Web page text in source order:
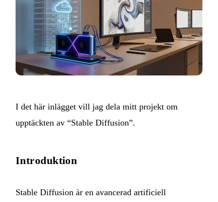
I det här inlägget vill jag dela mitt projekt om
upptäckten av “Stable Diffusion”.
Introduktion
Stable Diffusion är en avancerad artificiell